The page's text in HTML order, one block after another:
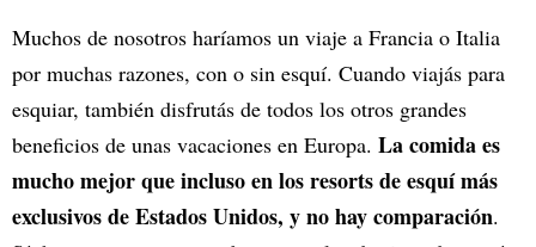
Muchos de nosotros haríamos un viaje a Francia o Italia
por muchas razones, con o sin esquí. Cuando viajás para
esquiar, también disfrutás de todos los otros grandes
beneficios de unas vacaciones en Europa. La comida es
mucho mejor que incluso en los resorts de esquí más
exclusivos de Estados Unidos, y no hay comparación.